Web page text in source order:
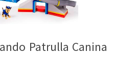
Patrulla Canina